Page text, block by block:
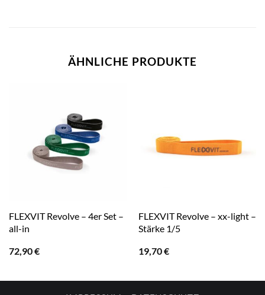
ÄHNLICHE PRODUKTE
FLEXVIT Revolve – 4er Set –
all-in
72,90€
FLEXVIT Revolve – xx-light –
Stärke 1/5
19,70€